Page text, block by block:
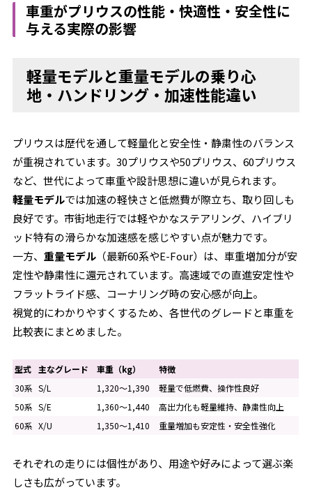
車重がプリウスの性能・快適性・安全性に
与える実際の影響
軽量モデルと重量モデルの乗り心
地・ハンドリング・加速性能違い
プリウスは歴代を通して軽量化と安全性・静粛性のバランス
が重視されています。30プリウスや50プリウス、60プリウス
など、世代によって車重や設計思想に違いが見られます。
軽量モデルでは加速の軽快さと低燃費が際立ち、取り回しも
良好です。市街地走行では軽やかなステアリング、ハイブリ
ッド特有の滑らかな加速感を感じやすい点が魅力です。
一方、重量モデル （最新60系やE-Four）は、車重増加分が安
定性や静粛性に還元されています。高速域での直進安定性や
フラットライド感、コーナリング時の安心感が向上。
視覚的にわかりやすくするため、各世代のグレードと車重を
比較表にまとめました。
型式 主なグレード 車重（kg）
特徴
30系 S/L 1,320～1,390
軽量で低燃費、操作性良好
50系 S/E 1,360～1,440
高出力化も軽量維持、静粛性向上
60系 X/U 1,350～1,410 重量増加も安定性・安全性強化
それぞれの走りには個性があり、用途や好みによって選ぶ楽
しさも広がっています。